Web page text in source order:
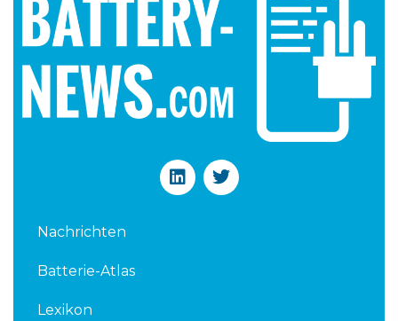
L
i
T
w
Nachrichten
Batterie-Atlas
Lexikon